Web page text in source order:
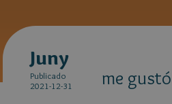
Juny
Publicado
2021-12-31
me